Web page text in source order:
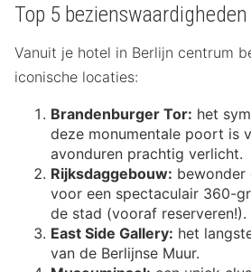
Top 5
Vanuit je hotel in Berlijn centrum
iconische locaties:
Brandenburger Tor: het
deze monumentale poort is
avonduren prachtig verlicht.
Rijksdaggebouw: bewonder
voor een spectaculair 360-
de stad (vooraf reserveren!).
East Side Gallery: het
van de Berlijnse Muur.